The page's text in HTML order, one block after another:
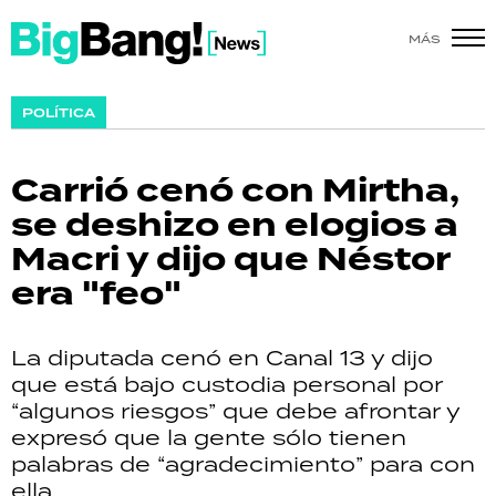
MÁS
POLÍTICA
Carrió cenó con Mirtha,
se deshizo en elogios a
Macri y dijo que Néstor
era "feo"
La diputada cenó en Canal 13 y dijo
que está bajo custodia personal por
“algunos riesgos” que debe afrontar y
expresó que la gente sólo tienen
palabras de “agradecimiento” para con
ella.
SHOW
ACTUALIDAD
POLICIALES
ECONOMÍA
GRAN HERMANO
SALUD
DEPORTES